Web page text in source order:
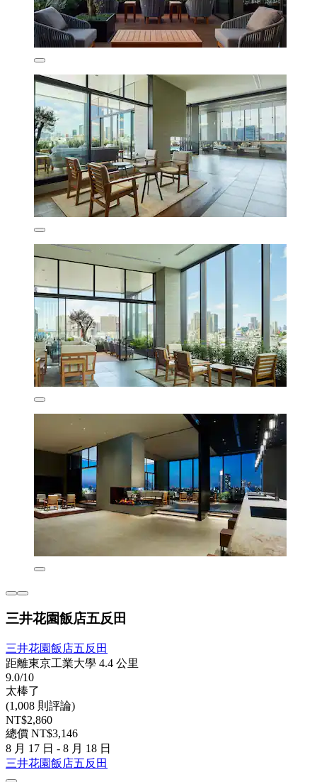
三井花園飯店五反田
三井花園飯店五反田
距離東京工業大學 4.4 公里
9.0/10
太棒了
(1,008 則評論)
NT$2,860
總價 NT$3,146
8 月 17 日 - 8 月 18 日
三井花園飯店五反田